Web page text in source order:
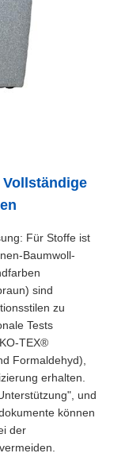
Vollständige
Für Stoffe ist
Baumwoll-
sind
zu
Tests
TEX®
Formaldehyd),
erhalten.
und
können
der